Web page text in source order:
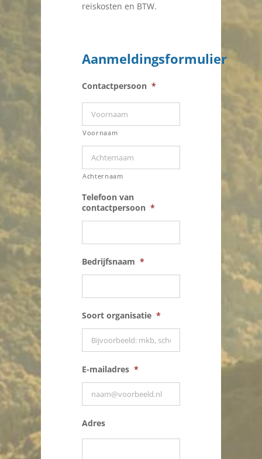
reiskosten en BTW.
Aanmeldingsformulier
Contactpersoon *
Voornaam
Achternaam
Telefoon van
contactpersoon *
Bedrijfsnaam *
Soort organisatie *
E-mailadres *
Adres